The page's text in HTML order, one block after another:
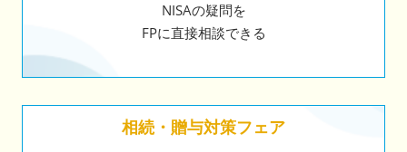
NISAの疑問を
FPに直接相談できる
相続・贈与対策フェア